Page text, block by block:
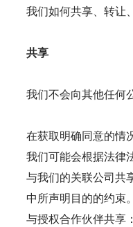
我们如何共享、转让
共享
我们不会向其他任何
在获取明确同意的情
我们可能会根据法律
与我们的关联公司共
中所声明目的的约束
与授权合作伙伴共享